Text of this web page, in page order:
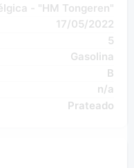
- "HM Tongeren"
17/05/2022
5
Gasolina
B
n/a
Prateado